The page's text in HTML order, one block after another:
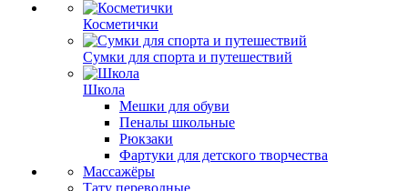
Косметички
Сумки для спорта и путешествий
Школа
Мешки для обуви
Пеналы школьные
Рюкзаки
Фартуки для детского творчества
Массажёры
Тату переводные